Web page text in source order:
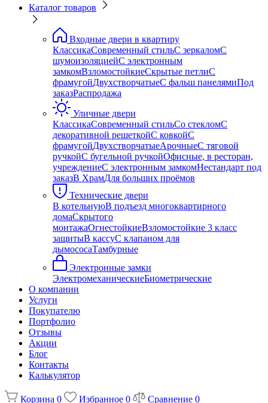
Каталог товаров
Входные двери в квартиру
КлассикаСовременный стильС зеркаломС
шумоизоляциейС электронным
замкомВзломостойкиеСкрытые петлиС
фрамугойДвухстворчатыеС фальш панелямиПод
заказРаспродажа
Уличные двери
КлассикаСовременный стильСо стекломС
декоративной решеткойС ковкойС
фрамугойДвухстворчатыеАрочныеС тяговой
ручкойС бугельной ручкойОфисные, в ресторан,
учреждениеС электронным замкомНестандарт под
заказВ ХрамДля больших проёмов
Технические двери
В котельнуюВ подъезд многоквартирного
домаСкрытого
монтажаОгнестойкиеВзломостойкие 3 класс
защитыВ кассуС клапаном для
дымососаТамбурные
Электронные замки
ЭлектромеханическиеБиометрические
О компании
Услуги
Покупателю
Портфолио
Отзывы
Акции
Блог
Контакты
Калькулятор
Корзина 0 Избранное 0 Сравнение 0